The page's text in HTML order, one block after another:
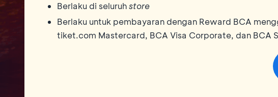
Berlaku di seluruhstore
Berlaku untuk pembayaran dengan Reward BCA
tiket.com Mastercard, BCA Visa Corporate, dan BCA